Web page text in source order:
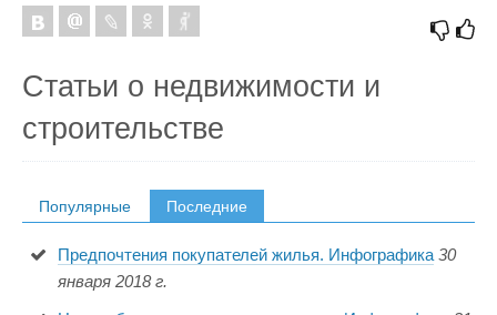
Статьи о недвижимости и
строительстве
Популярные Последние
Предпочтения покупателей жилья. Инфографика 30
января 2018 г.